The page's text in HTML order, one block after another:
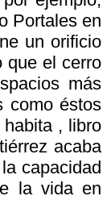
Portales en
un orificio
que el cerro
más
como éstos
, libro
acaba
capacidad
la vida en